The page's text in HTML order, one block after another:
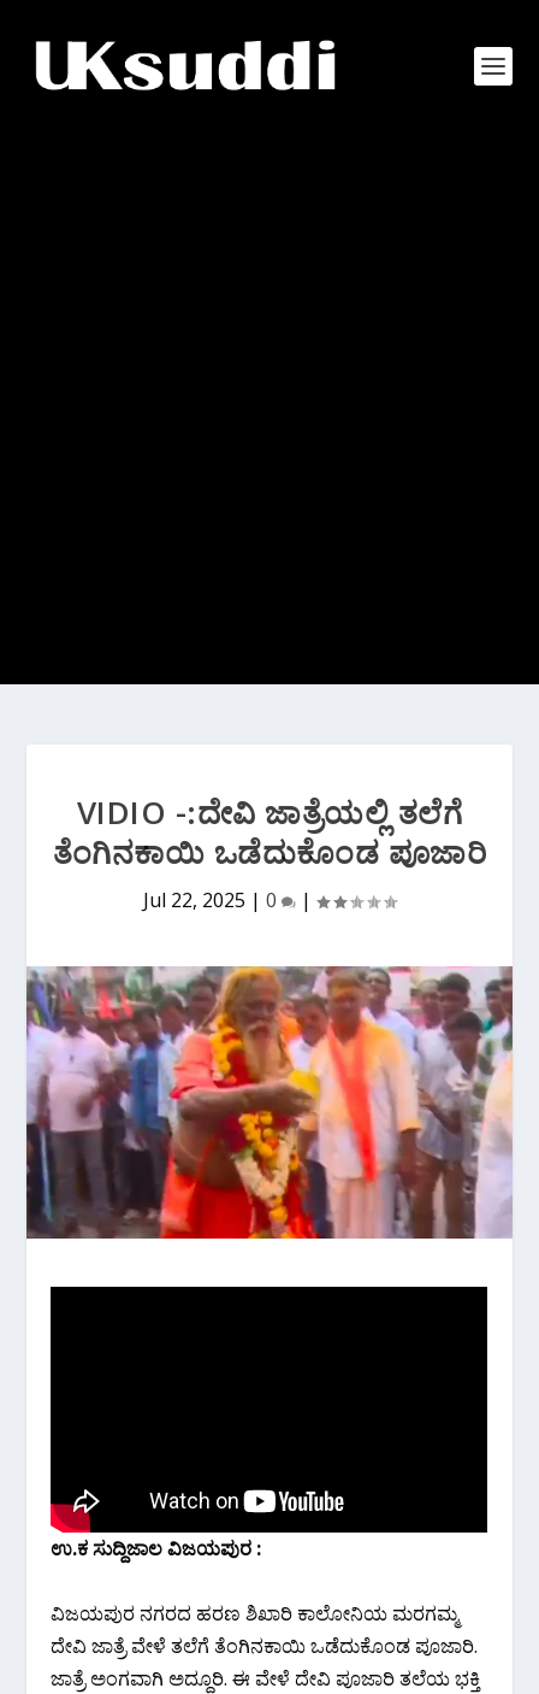
VIDIO -:ದೇವಿ ಜಾತ್ರೆಯಲ್ಲಿ ತಲೆಗೆ
ತೆಂಗಿನಕಾಯಿ ಒಡೆದುಕೊಂಡ ಪೂಜಾರಿ
Jul 22, 2025 | 0 |
ಉ.ಕ ಸುದ್ದಿಜಾಲ ವಿಜಯಪುರ :
ವಿಜಯಪುರ ನಗರದ ಹರಣ ಶಿಖಾರಿ ಕಾಲೋನಿಯ ಮರಗಮ್ಮ
ದೇವಿ ಜಾತ್ರೆ ವೇಳೆ ತಲೆಗೆ ತೆಂಗಿನಕಾಯಿ ಒಡೆದುಕೊಂಡ ಪೂಜಾರಿ.
ಜಾತ್ರೆ ಅಂಗವಾಗಿ ಅದ್ದೂರಿ. ಈ ವೇಳೆ ದೇವಿ ಪೂಜಾರಿ ತಲೆಯ ಭಕ್ತಿ